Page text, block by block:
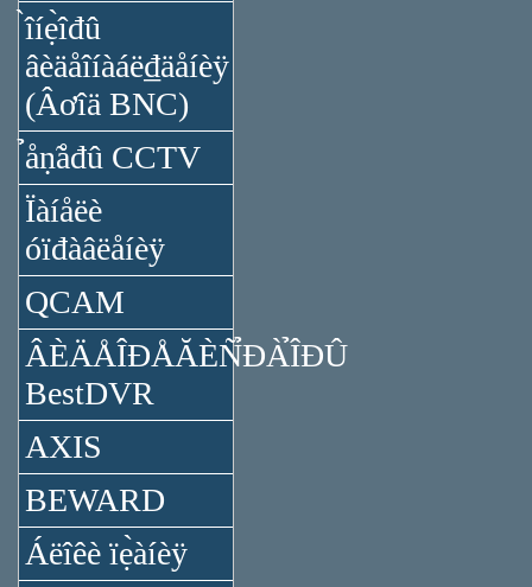
̀îíẹ̀îđû
âèäåîíàáë₫äåíèÿ
(Âơîä BNC)
̉åṇ̃åđû CCTV
Ïàíåëè
óïđàâëåíèÿ
QCAM
ÂÈÄÅÎĐÅĂÈÑ̉ĐÀ̉ÎĐÛ
BestDVR
AXIS
BEWARD
Áëîêè ïẹ̀àíèÿ